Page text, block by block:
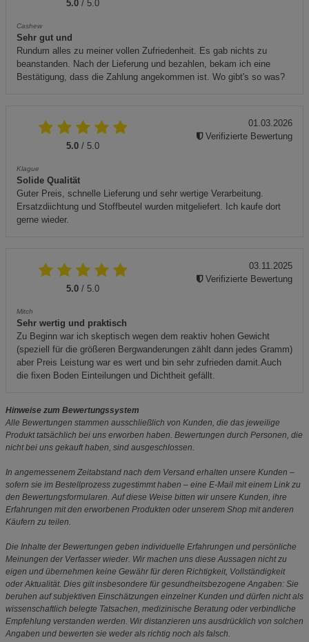
5.0 / 5.0
Cashew
Sehr gut und
Rundum alles zu meiner vollen Zufriedenheit. Es gab nichts zu
beanstanden. Nach der Lieferung und bezahlen, bekam ich eine
Bestätigung, dass die Zahlung angekommen ist. Wo gibt's so was?
5.0 / 5.0
Klague
Solide Qualität
Guter Preis, schnelle Lieferung und sehr wertige Verarbeitung.
Ersatzdiichtung und Stoffbeutel wurden mitgeliefert. Ich kaufe dort
gerne wieder.
01.03.2026
Verifizierte Bewertung
5.0 / 5.0
Mitch
Sehr wertig und praktisch
Zu Beginn war ich skeptisch wegen dem reaktiv hohen Gewicht
(speziell für die größeren Bergwanderungen zählt dann jedes Gramm)
aber Preis Leistung war es wert und bin sehr zufrieden damit.Auch
die fixen Boden Einteilungen und Dichtheit gefällt.
03.11.2025
Verifizierte Bewertung
Hinweise zum Bewertungssystem
Alle Bewertungen stammen ausschließlich von Kunden, die das jeweilige
Produkt tatsächlich bei uns erworben haben. Bewertungen durch Personen, die
nicht bei uns gekauft haben, sind ausgeschlossen.
In angemessenem Zeitabstand nach dem Versand erhalten unsere Kunden –
sofern sie im Bestellprozess zugestimmt haben – eine E-Mail mit einem Link zu
den Bewertungsformularen. Auf diese Weise bitten wir unsere Kunden, ihre
Erfahrungen mit den erworbenen Produkten oder unserem Shop mit anderen
Käufern zu teilen.
Die Inhalte der Bewertungen geben individuelle Erfahrungen und persönliche
Meinungen der Verfasser wieder. Wir machen uns diese Aussagen nicht zu
eigen und übernehmen keine Gewähr für deren Richtigkeit, Vollständigkeit
oder Aktualität. Dies gilt insbesondere für gesundheitsbezogene Angaben: Sie
beruhen auf subjektiven Einschätzungen einzelner Kunden und dürfen nicht als
wissenschaftlich belegte Tatsachen, medizinische Beratung oder verbindliche
Empfehlung verstanden werden. Wir distanzieren uns ausdrücklich von solchen
Angaben und bewerten sie weder als richtig noch als falsch.